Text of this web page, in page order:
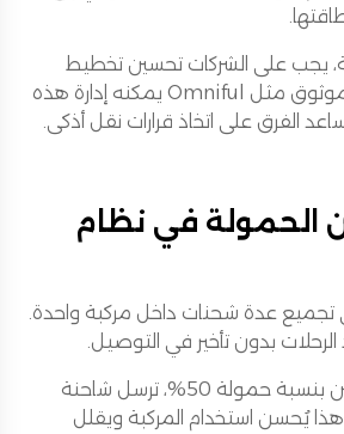
يجب على الشركات تحسين تخطيط
موثوق مثل Omniful يمكنه إدارة هذه
الفرق على اتخاذ قرارات نقل أذكى.
الحمولة في نظام
تجميع عدة شحنات داخل مركبة واحدة.
بدون تأخير في التوصيل.
بدلاً من إرسال شاحنتين بنسبة حمولة 50%، ترسل شاحنة
بنسبة 100%. هذا يُحسن استخدام المركبة ويقلل